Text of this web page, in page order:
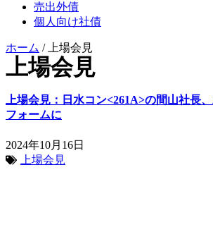
売出外債
個人向け社債
ホーム / 上場会見
上場会見
上場会見：日水コン<261A>の間山社長
フォームに
2024年10月16日
上場会見